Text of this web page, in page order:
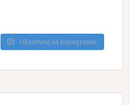
Obserwuj na Instagramie